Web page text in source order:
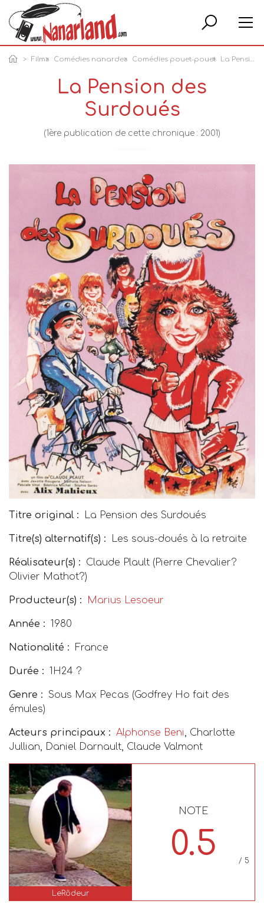
Films Comédies nanardes Comédies pouet-pouet La Pension des Surdoués
La Pension des
Surdoués
(1ère publication de cette chronique : 2001)
Titre original : La Pension des Surdoués
Titre(s) alternatif(s) : Les sous-doués à la retraite
Réalisateur(s) :
Claude Plault (Pierre Chevalier?
Olivier Mathot?)
Producteur(s) : Marius Lesoeur
Année : 1980
Nationalité : France
Durée : 1H24 ?
Genre :
Sous Max Pecas (Godfrey Ho fait des
émules)
Acteurs principaux : Alphonse Beni, Charlotte
Jullian, Daniel Darnault, Claude Valmont
LeRôdeur
NOTE
0.5 / 5